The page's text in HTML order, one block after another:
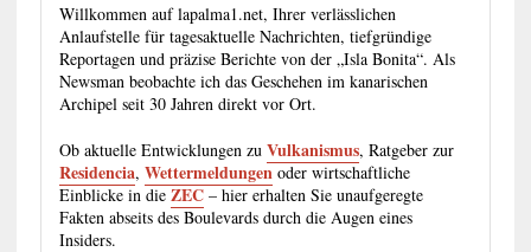
Willkommen auf lapalma1.net, Ihrer verlässlichen
Anlaufstelle für tagesaktuelle Nachrichten, tiefgründige
Reportagen und präzise Berichte von der „Isla Bonita“. Als
Newsman beobachte ich das Geschehen im kanarischen
Archipel seit 30 Jahren direkt vor Ort.
Ob aktuelle Entwicklungen zu Vulkanismus, Ratgeber zur
Residencia, Wettermeldungen oder wirtschaftliche
Einblicke in dieZEC– hier erhalten Sie unaufgeregte
Fakten abseits des Boulevards durch die Augen eines
Insiders.